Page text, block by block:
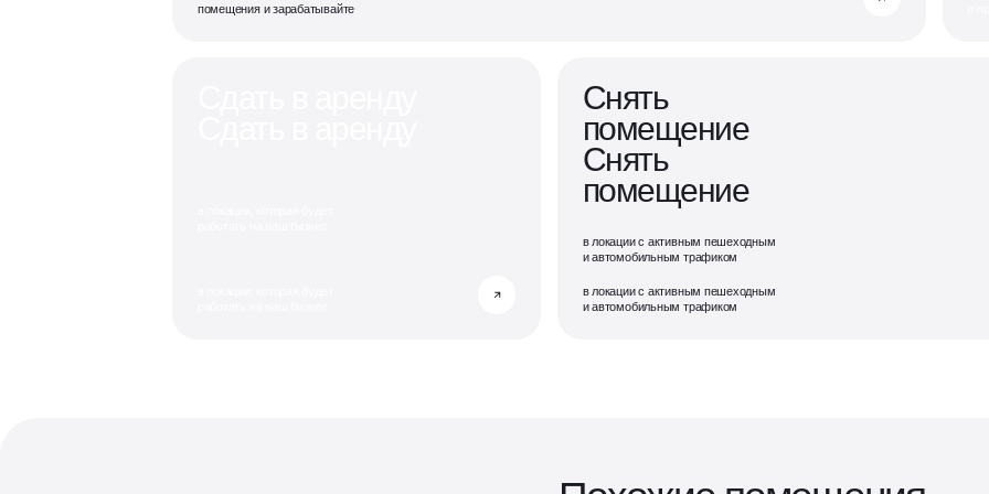
помещения и зарабатывайте
Снять
помещение
Снять
помещение
в локации с активным пешеходным
и автомобильным трафиком
в локации с активным пешеходным
и автомобильным трафиком